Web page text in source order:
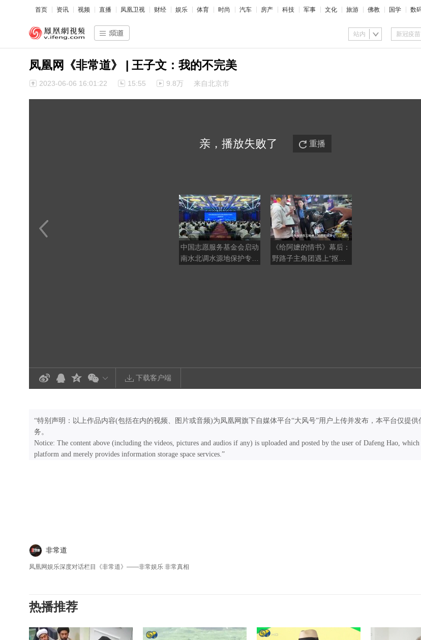
首页 资讯 视频 直播 凤凰卫视 财经 娱乐 体育 时尚 汽车 房产 科技 军事 文化 旅游 佛教 国学 数
站内
凤凰网《非常道》 | 王子文：我的不完美
2023-06-06 16:01:22 15:55 9.8万 来自北京市
亲，播放失败了 重播
中国志愿服务基金会启动
南水北调水源地保护专项
《给阿嬷的情书》幕后：
野路子主角团遇上“抠
下载客户端
“特别声明：以上作品内容(包括在内的视频、图片或音频)为凤凰网旗下自媒体平台“大风号”用户上传并发布，本平台仅提供
务。
Notice: The content above (including the videos, pictures and audios if any) is uploaded and posted by the user of Dafeng Hao,
platform and merely provides information storage space services.”
非常道
凤凰网娱乐深度对话栏目《非常道》——非常娱乐 非常真相
热播推荐